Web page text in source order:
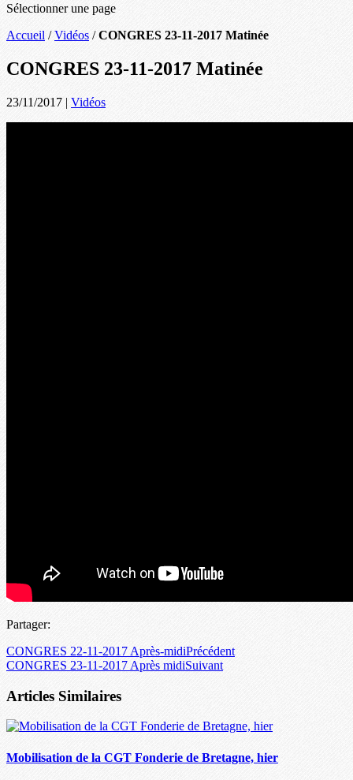
Sélectionner une page
Accueil /Vidéos /CONGRES 23-11-2017 Matinée
CONGRES 23-11-2017 Matinée
23/11/2017 | Vidéos
Partager:
CONGRES 22-11-2017 Après-midiPrécédent
CONGRES 23-11-2017 Après midiSuivant
Articles Similaires
Mobilisation de la CGT Fonderie de Bretagne, hier